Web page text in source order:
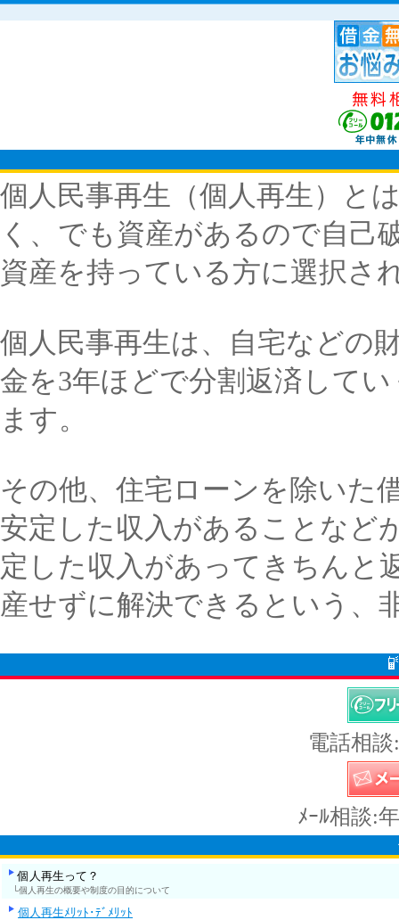
個人民事再生（個人再生）と
く、でも資産があるので自己
資産を持っている方に選択さ
個人民事再生は、自宅などの
金を3年ほどで分割返済して
ます。
その他、住宅ローンを除いた
安定した収入があることなど
定した収入があってきちんと
産せずに解決できるという、
電話相
ﾒｰﾙ相談:
個人再生って？
└個人再生の概要や制度の目的について
個人再生ﾒﾘｯﾄ･ﾃﾞﾒﾘｯﾄ